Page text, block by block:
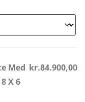
Med
X 6
kr.84.900,00